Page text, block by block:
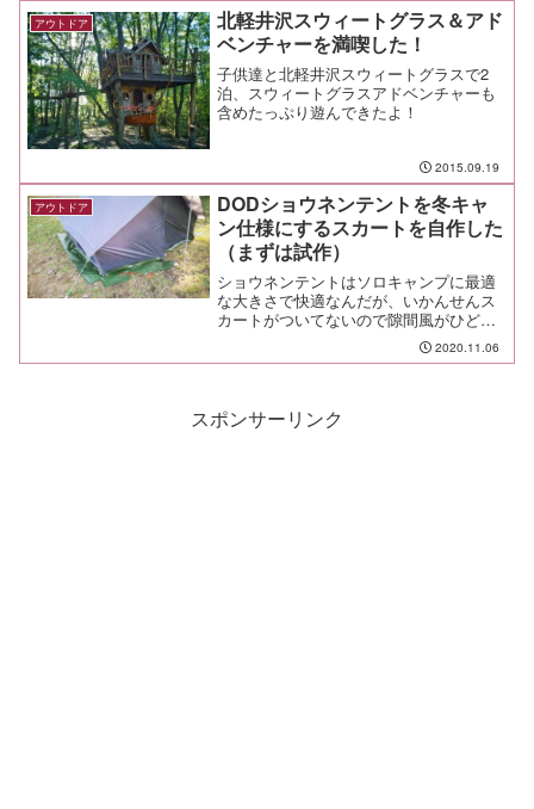
方の沢を訪れて、渓流釣りも面白そうだ
なーと改めて実感。一念...
アウトドア
北軽井沢スウィートグラス＆アド
ベンチャーを満喫した！
子供達と北軽井沢スウィートグラスで2
泊、スウィートグラスアドベンチャーも
含めたっぷり遊んできたよ！
2015.09.19
アウトドア
DODショウネンテントを冬キャ
ン仕様にするスカートを自作した
（まずは試作）
ショウネンテントはソロキャンプに最適
な大きさで快適なんだが、いかんせんス
カートがついてないので隙間風がひど
い。TCタイプならスカートがあるが、重
さが2.5倍くらいになってて、軽くて良
2020.11.06
スポンサーリンク